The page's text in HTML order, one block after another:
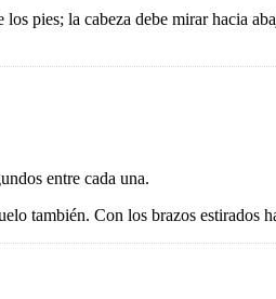
pies; la cabeza debe mirar hacia
entre cada una.
también. Con los brazos estirados